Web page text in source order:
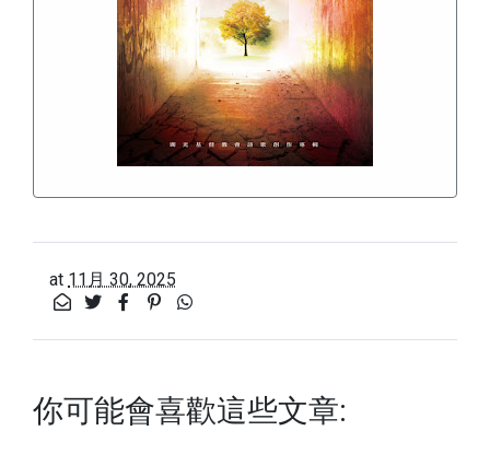
at 11月 30, 2025
你可能會喜歡這些文章: